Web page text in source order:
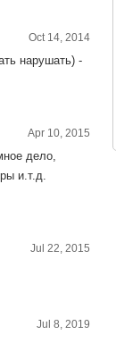
Oct 14, 2014
нарушать) -
Apr 10, 2015
дело,
и.т.д.
Jul 22, 2015
Jul 8, 2019